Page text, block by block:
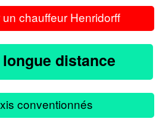
chauffeur Henridorff
distance
conventionnés